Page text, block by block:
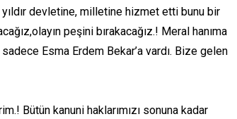
devletine, milletine hizmet etti bunu bir
peşini bırakacağız.! Meral hanıma
Esma Erdem Bekar’a vardı. Bize gelen
Bütün kanuni haklarımızı sonuna kadar